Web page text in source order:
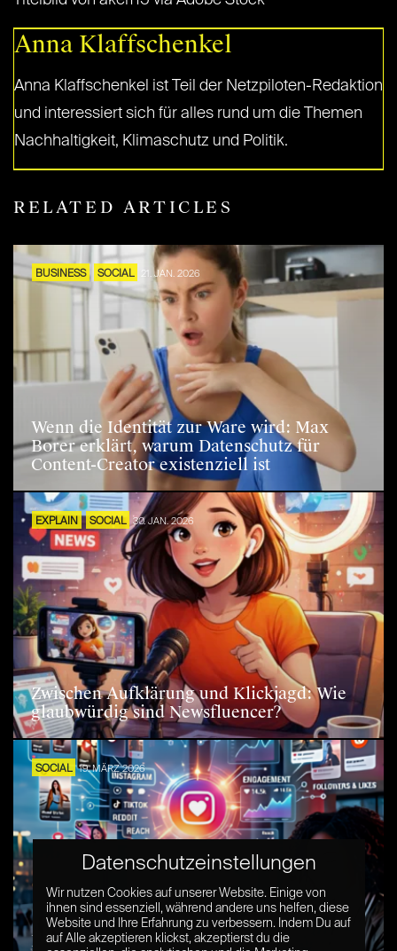
Anna Klaffschenkel
Anna Klaffschenkel ist Teil der Netzpiloten-Redaktion
und interessiert sich für alles rund um die Themen
Nachhaltigkeit, Klimaschutz und Politik.
RELATED ARTICLES
BUSINESS SOCIAL 21. JAN. 2026
Wenn die Identität zur Ware wird: Max
Borer erklärt, warum Datenschutz für
Content-Creator existenziell ist
EXPLAIN SOCIAL 30. JAN. 2026
Zwischen Aufklärung und Klickjagd: Wie
glaubwürdig sind Newsfluencer?
SOCIAL 19. MÄRZ 2026
Die neue Ära der digitalen Entdeckung:
Datenschutzeinstellungen
Wir nutzen Cookies auf unserer Website. Einige von
ihnen sind essenziell, während andere uns helfen, diese
Website und Ihre Erfahrung zu verbessern. Indem Du auf
auf Alle akzeptieren klickst, akzeptierst du die